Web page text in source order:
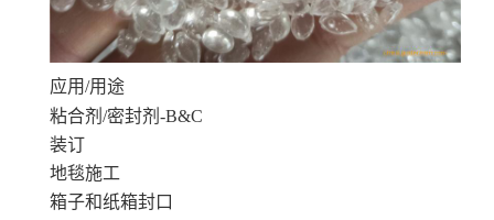
应用/用途
粘合剂/密封剂-B&C
装订
地毯施工
箱子和纸箱封口